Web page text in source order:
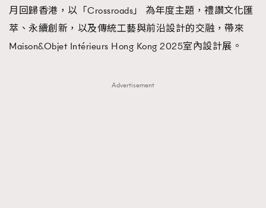
月回歸香港，以「Crossroads」 為年度主題，禮讚文化匯
萃、永續創新，以及傳統工藝與前沿設計的交融，帶來
Maison&Objet Intérieurs Hong Kong 2025室內設計展。
Advertisement